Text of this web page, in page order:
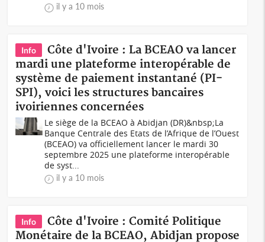
il y a 10 mois
Info
Côte d'Ivoire : La BCEAO va lancer
mardi une plateforme interopérable de
système de paiement instantané (PI-
SPI), voici les structures bancaires
ivoiriennes concernées
Le siège de la BCEAO à Abidjan (DR)&nbsp;La
Banque Centrale des Etats de l’Afrique de l’Ouest
(BCEAO) va officiellement lancer le mardi 30
septembre 2025 une plateforme interopérable
de syst...
il y a 10 mois
Info
Côte d'Ivoire : Comité Politique
Monétaire de la BCEAO, Abidjan propose